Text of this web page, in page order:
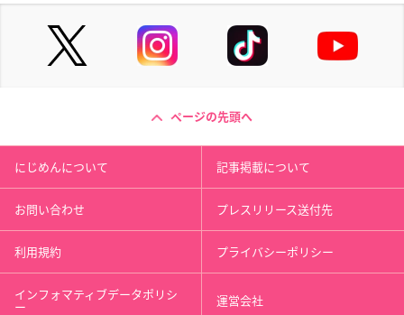
ページの先頭へ
にじめんについて 記事掲載について
お問い合わせ プレスリリース送付先
利用規約 プライバシーポリシー
インフォマティブデータポリシ
ー 運営会社